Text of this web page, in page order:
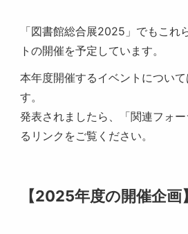
「図書館総合展2025」でもこれ
トの開催を予定しています。
本年度開催するイベントについ
す。
発表されましたら、「関連フォ
るリンクをご覧ください。
【2025年度の開催企画】